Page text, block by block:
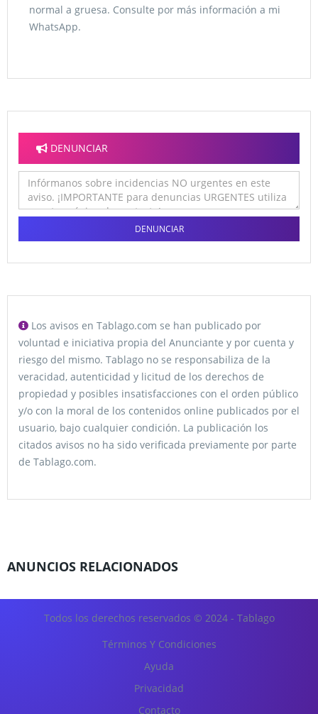
normal a gruesa. Consulte por más información a mi
WhatsApp.
DENUNCIAR
DENUNCIAR
Los avisos en Tablago.com se han publicado por
voluntad e iniciativa propia del Anunciante y por cuenta y
riesgo del mismo. Tablago no se responsabiliza de la
veracidad, autenticidad y licitud de los derechos de
propiedad y posibles insatisfacciones con el orden público
y/o con la moral de los contenidos online publicados por el
usuario, bajo cualquier condición. La publicación los
citados avisos no ha sido verificada previamente por parte
de Tablago.com.
ANUNCIOS RELACIONADOS
Todos los derechos reservados © 2024 - Tablago
Términos Y Condiciones
Ayuda
Privacidad
Contacto